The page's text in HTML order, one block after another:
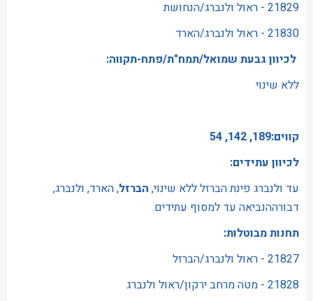
21829 - ראול ולנברג/הנחושת
21830 - ראול ולנברג/הארד
לכיוון גבעת שמואל/תמח"ת/פתח-תקווה:
ללא שינוי
קווים:189, 142, 54
לכיוון עתידים:
עד ולנברג פינת הברזל ללא שינוי, הברזל, הארד, ולנברג,
דבורההנביאה עד למסוף עתידים.
תחנות מבוטלות:
21827 - ראול ולנברג/הברזל
21828 - מטה מרחב ירקון/ראול ולנברג